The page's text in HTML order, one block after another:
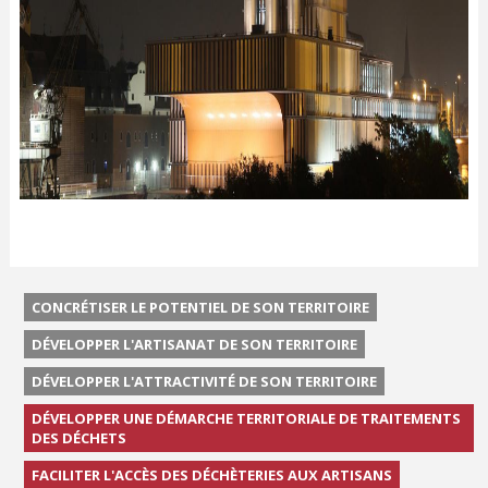
CONCRÉTISER LE POTENTIEL DE SON TERRITOIRE
DÉVELOPPER L'ARTISANAT DE SON TERRITOIRE
DÉVELOPPER L'ATTRACTIVITÉ DE SON TERRITOIRE
DÉVELOPPER UNE DÉMARCHE TERRITORIALE DE TRAITEMENTS
DES DÉCHETS
FACILITER L'ACCÈS DES DÉCHÈTERIES AUX ARTISANS